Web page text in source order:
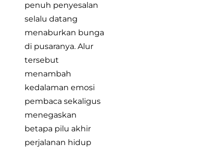
penuh penyesalan
selalu datang
menaburkan bunga
di pusaranya. Alur
tersebut
menambah
kedalaman emosi
pembaca sekaligus
menegaskan
betapa pilu akhir
perjalanan hidup